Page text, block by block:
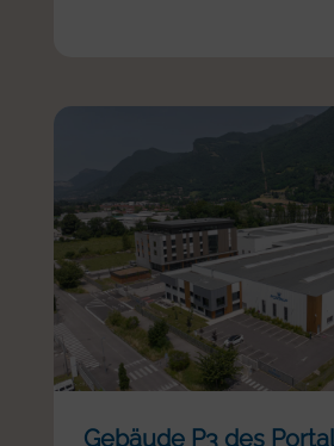
Gebäude P3 des